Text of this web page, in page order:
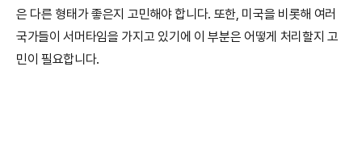
은 다른 형태가 좋은지 고민해야 합니다. 또한, 미국을 비롯해 여러
국가들이 서머타임을 가지고 있기에 이 부분은 어떻게 처리할지 고
민이 필요합니다.